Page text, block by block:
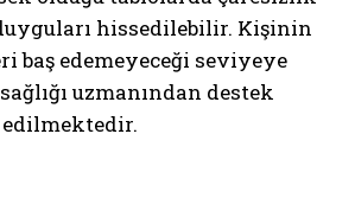
hissedilebilir. Kişinin
baş edemeyeceği seviyeye
uzmanından destek